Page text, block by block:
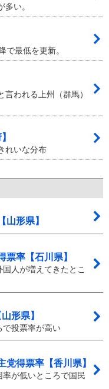
い。
で最低を更新。
われる上州（群馬）
れいな分布
山形県】
率【石川県】
人が増えてきたとこ
形県】
で投票率が高い
得票率【香川県】
が低いところで国民